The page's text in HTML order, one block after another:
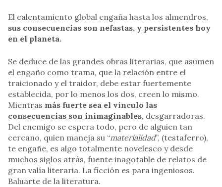
El calentamiento global engaña hasta los almendros,
sus consecuencias son nefastas, y persistentes hoy
en el planeta.
Se deduce de las grandes obras literarias, que asumen
el engaño como trama, que la relación entre el
traicionado y el traidor, debe estar fuertemente
establecida, por lo menos los dos, creen lo mismo.
Mientras más fuerte sea el vínculo las
consecuencias son inimaginables, desgarradoras.
Del enemigo se espera todo, pero de alguien tan
cercano, quien maneja su “materialidad”, (testaferro),
te engañe, es algo totalmente novelesco y desde
muchos siglos atrás, fuente inagotable de relatos de
gran valía literaria. La ficción es para ingeniosos.
Baluarte de la literatura.